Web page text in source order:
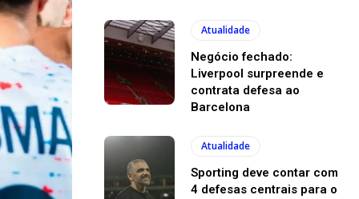
Atualidade
Negócio fechado:
Liverpool surpreende e
contrata defesa ao
Barcelona
Atualidade
Sporting deve contar com
4 defesas centrais para o